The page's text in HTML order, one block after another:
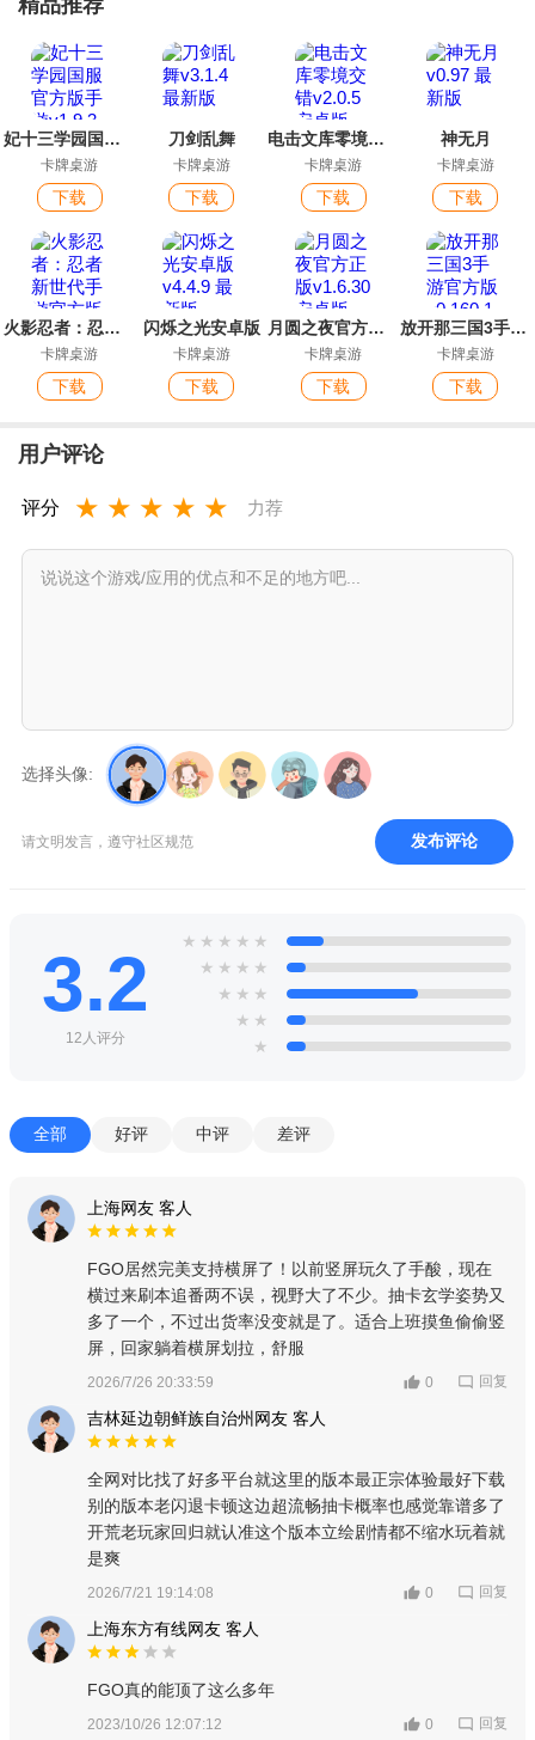
精品推荐
妃十三学园国服官方版手游
卡牌桌游
下载
刀剑乱舞
卡牌桌游
下载
电击文库零境交错
卡牌桌游
下载
神无月
卡牌桌游
下载
火影忍者：忍者新世代手游官方版
卡牌桌游
下载
闪烁之光安卓版
卡牌桌游
下载
月圆之夜官方正版
卡牌桌游
下载
放开那三国3手游官方版
卡牌桌游
下载
用户评论
评分 ★ ★ ★ ★ ★ 力荐
选择头像:
请文明发言，遵守社区规范 发布评论
3.2
12人评分
★ ★ ★ ★ ★
★ ★ ★ ★
★ ★ ★
★ ★
★
全部 好评 中评 差评
上海网友 客人
FGO居然完美支持横屏了！以前竖屏玩久了手酸，现在
横过来刷本追番两不误，视野大了不少。抽卡玄学姿势又
多了一个，不过出货率没变就是了。适合上班摸鱼偷偷竖
屏，回家躺着横屏划拉，舒服
2026/7/26 20:33:59 0 回复
吉林延边朝鲜族自治州网友 客人
全网对比找了好多平台就这里的版本最正宗体验最好下载
别的版本老闪退卡顿这边超流畅抽卡概率也感觉靠谱多了
开荒老玩家回归就认准这个版本立绘剧情都不缩水玩着就
是爽
2026/7/21 19:14:08 0 回复
上海东方有线网友 客人
FGO真的能顶了这么多年
2023/10/26 12:07:12 0 回复